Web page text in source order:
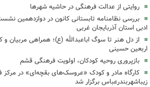
روایتی از عدالت فرهنگی در حاشیه شهرها
بررسی نظامنامه تابستانی کانون در دوازدهمین
ادبی استان آذربایجان غربی
از دل هنر تا سوگ اباعبدالله (ع)؛ همراهی مربیان و
اربعین حسینی
بازپروری روحیه کودکان، اولویت فرهنگی قشم
کارگاه مادر و کودک «عروسک‌های بقچه‌ای» در
زیباشهربندرعباس برگزار شد